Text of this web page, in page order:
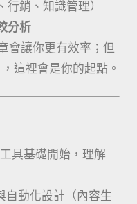
行銷、知識管理）
分析
會讓你更有效率；但
，這裡會是你的起點。
具基礎開始，理解
自動化設計（內容生